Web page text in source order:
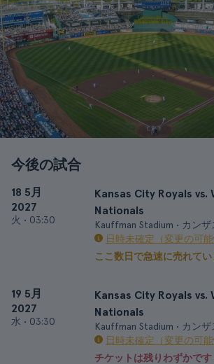
今後の試合
18 5月
2027
火 • 03:30
Kansas City Royals vs.
Nationals
Kauffman Stadium • カンザ
日時未確定（変更の可
ここ数日で急速に売れて
19 5月
2027
水 • 03:30
Kansas City Royals vs.
Nationals
Kauffman Stadium • カンザ
日時未確定（変更の可
チケットは残りわずかで